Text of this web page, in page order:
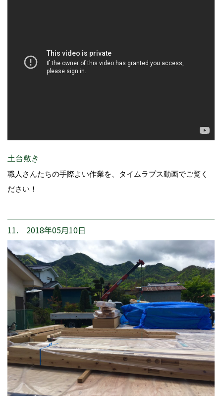
土台敷き
職人さんたちの手際よい作業を、タイムラプス動画でご覧く
ださい！
11. 2018年05月10日